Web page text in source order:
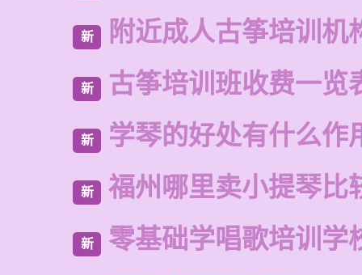
新 附近成人古筝培训机
新 古筝培训班收费一览
新 学琴的好处有什么作
新 福州哪里卖小提琴比
新 零基础学唱歌培训学